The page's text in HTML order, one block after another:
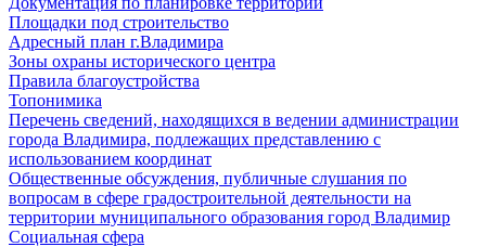
Площадки под строительство
Адресный план г.Владимира
Зоны охраны исторического центра
Правила благоустройства
Топонимика
Перечень сведений, находящихся в ведении администрации
города Владимира, подлежащих представлению с
использованием координат
Общественные обсуждения, публичные слушания по
вопросам в сфере градостроительной деятельности на
территории муниципального образования город Владимир
Социальная сфера